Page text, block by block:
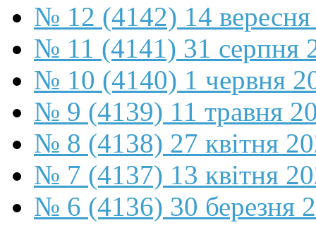
№ 12 (4142) 14
№ 11 (4141) 31 серпня
№ 10 (4140) 1 червня
№ 9 (4139) 11 травня
№ 8 (4138) 27 квітня
№ 7 (4137) 13 квітня
№ 6 (4136) 30 березня